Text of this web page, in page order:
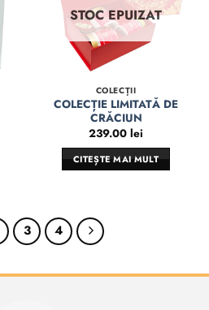
STOC EPUIZAT
COLECȚII
COLECȚIE LIMITATĂ DE
CRĂCIUN
239.00 lei
CITEȘTE MAI MULT
3 4